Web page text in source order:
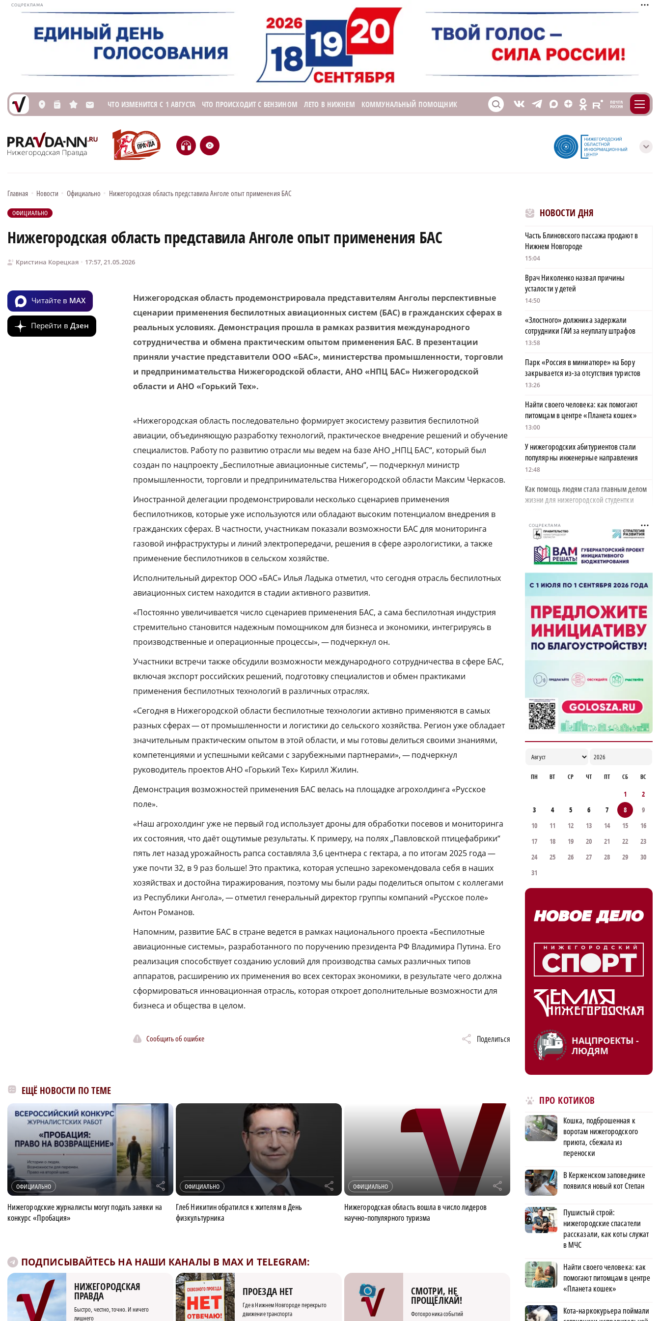
СОЦРЕКЛАМА
L n s M ЧТО ИЗМЕНИТСЯ С 1 АВГУСТА ЧТО ПРОИСХОДИТ С БЕНЗИНОМ ЛЕТО В НИЖНЕМ КОММУНАЛЬНЫЙ ПОМОЩНИК S V T X Z O E m
H e с
Главная • Новости • Официально • Нижегородская область представила Анголе опыт применения БАС
ОФИЦИАЛЬНО
Нижегородская область представила Анголе опыт применения БАС
Кристина Корецкая 17:57, 21.05.2026
Читайте в MAX
Перейти в Дзен
Нижегородская область продемонстрировала представителям Анголы перспективные
сценарии применения беспилотных авиационных систем (БАС) в гражданских сферах в
реальных условиях. Демонстрация прошла в рамках развития международного
сотрудничества и обмена практическим опытом применения БАС. В презентации
приняли участие представители ООО «БАС», министерства промышленности, торговли
и предпринимательства Нижегородской области, АНО «НПЦ БАС» Нижегородской
области и АНО «Горький Тех».
«Нижегородская область последовательно формирует экосистему развития беспилотной
авиации, объединяющую разработку технологий, практическое внедрение решений и обучение
специалистов. Работу по развитию отрасли мы ведем на базе АНО „НПЦ БАС“, который был
создан по нацпроекту „Беспилотные авиационные системы“, — подчеркнул министр
промышленности, торговли и предпринимательства Нижегородской области Максим Черкасов.
Иностранной делегации продемонстрировали несколько сценариев применения
беспилотников, которые уже используются или обладают высоким потенциалом внедрения в
гражданских сферах. В частности, участникам показали возможности БАС для мониторинга
газовой инфраструктуры и линий электропередачи, решения в сфере аэрологистики, а также
применение беспилотников в сельском хозяйстве.
Исполнительный директор ООО «БАС» Илья Ладыка отметил, что сегодня отрасль беспилотных
авиационных систем находится в стадии активного развития.
«Постоянно увеличивается число сценариев применения БАС, а сама беспилотная индустрия
стремительно становится надежным помощником для бизнеса и экономики, интегрируясь в
производственные и операционные процессы», — подчеркнул он.
Участники встречи также обсудили возможности международного сотрудничества в сфере БАС,
включая экспорт российских решений, подготовку специалистов и обмен практиками
применения беспилотных технологий в различных отраслях.
«Сегодня в Нижегородской области беспилотные технологии активно применяются в самых
разных сферах — от промышленности и логистики до сельского хозяйства. Регион уже обладает
значительным практическим опытом в этой области, и мы готовы делиться своими знаниями,
компетенциями и успешными кейсами с зарубежными партнерами», — подчеркнул
руководитель проектов АНО «Горький Тех» Кирилл Жилин.
Демонстрация возможностей применения БАС велась на площадке агрохолдинга «Русское
поле».
«Наш агрохолдинг уже не первый год использует дроны для обработки посевов и мониторинга
их состояния, что даёт ощутимые результаты. К примеру, на полях „Павловской птицефабрики“
пять лет назад урожайность рапса составляла 3,6 центнера с гектара, а по итогам 2025 года —
уже почти 32, в 9 раз больше! Это практика, которая успешно зарекомендовала себя в наших
хозяйствах и достойна тиражирования, поэтому мы были рады поделиться опытом с коллегами
из Республики Ангола», — отметил генеральный директор группы компаний «Русское поле»
Антон Романов.
Напомним, развитие БАС в стране ведется в рамках национального проекта «Беспилотные
авиационные системы», разработанного по поручению президента РФ Владимира Путина. Его
реализация способствует созданию условий для производства самых различных типов
аппаратов, расширению их применения во всех секторах экономики, в результате чего должна
сформироваться инновационная отрасль, которая откроет дополнительные возможности для
бизнеса и общества в целом.
Сообщить об ошибке Поделиться
ЕЩЁ НОВОСТИ ПО ТЕМЕ
ОФИЦИАЛЬНО r
Нижегородские журналисты могут подать заявки на
конкурс «Пробация»
ОФИЦИАЛЬНО r
Глеб Никитин обратился к жителям в День
физкультурника
ОФИЦИАЛЬНО r
Нижегородская область вошла в число лидеров
научно-популярного туризма
ПОДПИСЫВАЙТЕСЬ НА НАШИ КАНАЛЫ В MAX И TELEGRAM:
НИЖЕГОРОДСКАЯ
ПРАВДА
Быстро, честно, точно. И ничего
лишнего
ПРОЕЗДА НЕТ
Где в Нижнем Новгороде перекрыто
движение транспорта
СМОТРИ, НЕ
ПРОЩЁЛКАЙ!
Фотохроника событий
НОВОСТИ ДНЯ
Часть Блиновского пассажа продают в
Нижнем Новгороде
15:04
Врач Николенко назвал причины
усталости у детей
14:50
«Злостного» должника задержали
сотрудники ГАИ за неуплату штрафов
13:58
Парк «Россия в миниатюре» на Бору
закрывается из-за отсутствия туристов
13:26
Найти своего человека: как помогают
питомцам в центре «Планета кошек»
13:00
У нижегородских абитуриентов стали
популярны инженерные направления
12:48
Как помощь людям стала главным делом
жизни для нижегородской студентки
Объявлена программа празднования 805-
летия Нижнего Новгорода
11:56
В Керженском заповеднике появился
новый кот Степан
11:18
На 30% вырос средний проходной балл в
нижегородских вузах
11:00
СОЦРЕКЛАМА
ПН ВТ СР ЧТ ПТ СБ ВС
1
2
3
4 5 6 7 8
9
10
11 12 13 14 15
16
17
18 19 20 21 22
23
24
25 26 27 28 29
30
31
НАЦПРОЕКТЫ -
ЛЮДЯМ
ПРО КОТИКОВ
Кошка, подброшенная к
воротам нижегородского
приюта, сбежала из
переноски
В Керженском заповеднике
появился новый кот Степан
Пушистый строй:
нижегородские спасатели
рассказали, как коты служат
в МЧС
Найти своего человека: как
помогают питомцам в центре
«Планета кошек»
Кота-наркокурьера поймали